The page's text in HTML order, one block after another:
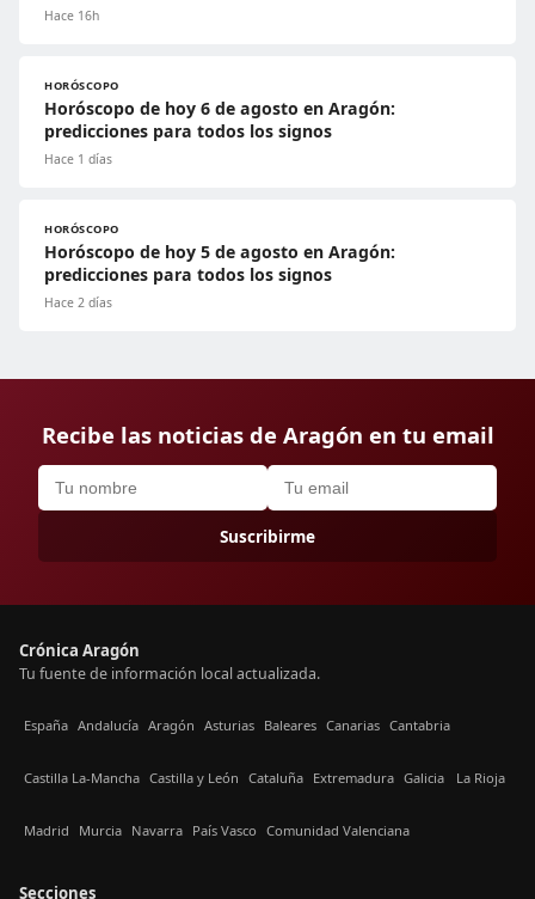
Hace 16h
HORÓSCOPO
Horóscopo de hoy 6 de agosto en Aragón:
predicciones para todos los signos
Hace 1 días
HORÓSCOPO
Horóscopo de hoy 5 de agosto en Aragón:
predicciones para todos los signos
Hace 2 días
Recibe las noticias de Aragón en tu email
Suscribirme
Crónica Aragón
Tu fuente de información local actualizada.
España Andalucía Aragón Asturias Baleares Canarias Cantabria
Castilla La-Mancha Castilla y León Cataluña Extremadura Galicia La Rioja
Madrid Murcia Navarra País Vasco Comunidad Valenciana
Secciones